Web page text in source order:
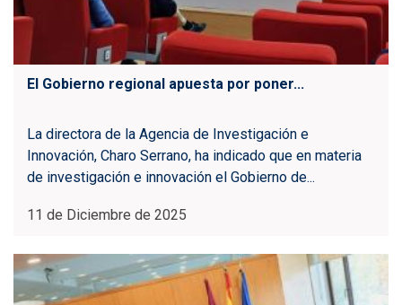
El Gobierno regional apuesta por poner...
La directora de la Agencia de Investigación e
Innovación, Charo Serrano, ha indicado que en materia
de investigación e innovación el Gobierno de...
11 de Diciembre de 2025